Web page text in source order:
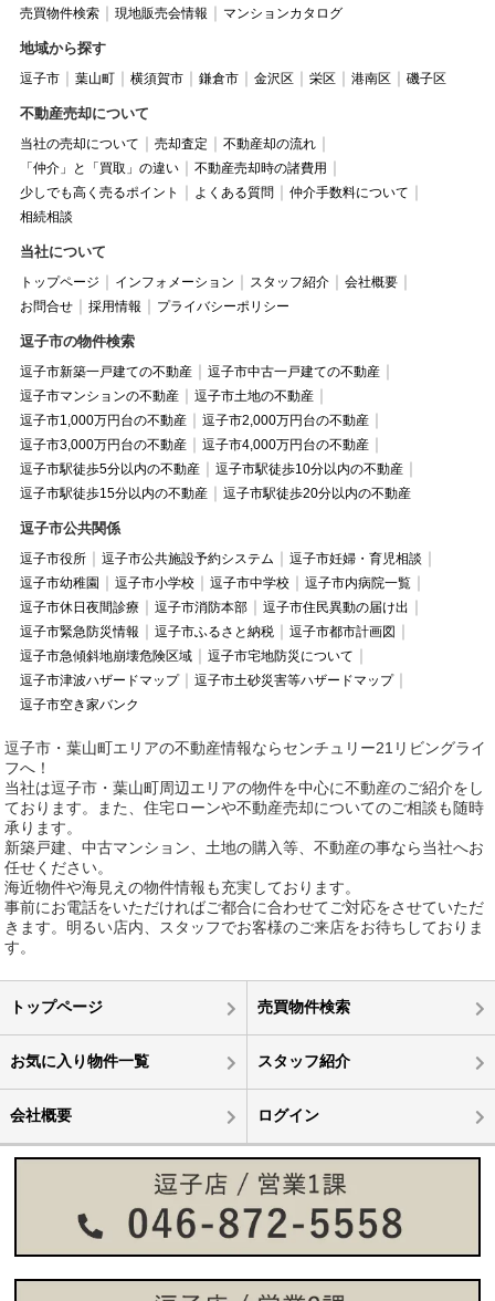
売買物件検索 現地販売会情報 マンションカタログ
地域から探す
逗子市 葉山町 横須賀市 鎌倉市 金沢区 栄区 港南区 磯子区
不動産売却について
当社の売却について 売却査定
不動産却の流れ
「仲介」と「買取」の違い
不動産売却時の諸費用
少しでも高く売るポイント
よくある質問
仲介手数料について
相続相談
当社について
トップページ インフォメーション スタッフ紹介
会社概要
お問合せ
採用情報 プライバシーポリシー
逗子市の物件検索
逗子市新築一戸建ての不動産
逗子市中古一戸建ての不動産
逗子市マンションの不動産
逗子市土地の不動産
逗子市1,000万円台の不動産
逗子市2,000万円台の不動産
逗子市3,000万円台の不動産
逗子市4,000万円台の不動産
逗子市駅徒歩5分以内の不動産
逗子市駅徒歩10分以内の不動産
逗子市駅徒歩15分以内の不動産
逗子市駅徒歩20分以内の不動産
逗子市公共関係
逗子市役所 逗子市公共施設予約システム
逗子市妊婦・育児相談
逗子市幼稚園
逗子市小学校 逗子市中学校
逗子市内病院一覧
逗子市休日夜間診療
逗子市消防本部
逗子市住民異動の届け出
逗子市緊急防災情報
逗子市ふるさと納税
逗子市都市計画図
逗子市急傾斜地崩壊危険区域
逗子市宅地防災について
逗子市津波ハザードマップ
逗子市土砂災害等ハザードマップ
逗子市空き家バンク
逗子市・葉山町エリアの不動産情報ならセンチュリー21リビングライ
フへ！
当社は逗子市・葉山町周辺エリアの物件を中心に不動産のご紹介をし
ております。また、住宅ローンや不動産売却についてのご相談も随時
承ります。
新築戸建、中古マンション、土地の購入等、不動産の事なら当社へお
任せください。
海近物件や海見えの物件情報も充実しております。
事前にお電話をいただければご都合に合わせてご対応をさせていただ
きます。明るい店内、スタッフでお客様のご来店をお待ちしておりま
す。
トップページ 売買物件検索
お気に入り物件一覧 スタッフ紹介
会社概要 ログイン